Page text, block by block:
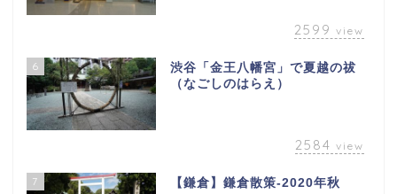
2599 view
6
渋谷「金王八幡宮」で夏越の祓
（なごしのはらえ）
2584 view
7 【鎌倉】鎌倉散策-2020年秋